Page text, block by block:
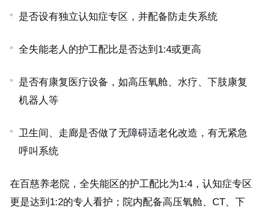
是否设有独立认知症专区，并配备防走失系统
全失能老人的护工配比是否达到1:4或更高
是否有康复医疗设备，如高压氧舱、水疗、下肢康复
机器人等
卫生间、走廊是否做了无障碍适老化改造，有无紧急
呼叫系统
在百慈养老院，全失能区的护工配比为1:4，认知症专区
更是达到1:2的专人看护；院内配备高压氧舱、CT、下